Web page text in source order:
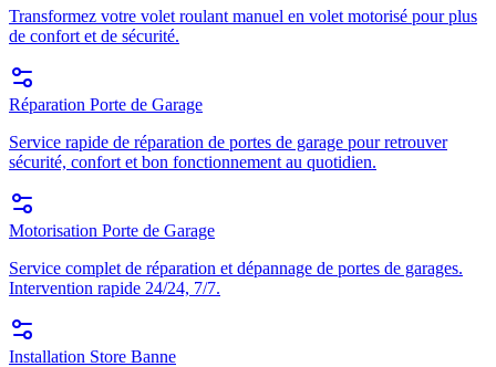
Transformez votre volet roulant manuel en volet motorisé pour plus
de confort et de sécurité.
Réparation Porte de Garage
Service rapide de réparation de portes de garage pour retrouver
sécurité, confort et bon fonctionnement au quotidien.
Motorisation Porte de Garage
Service complet de réparation et dépannage de portes de garages.
Intervention rapide 24/24, 7/7.
Installation Store Banne